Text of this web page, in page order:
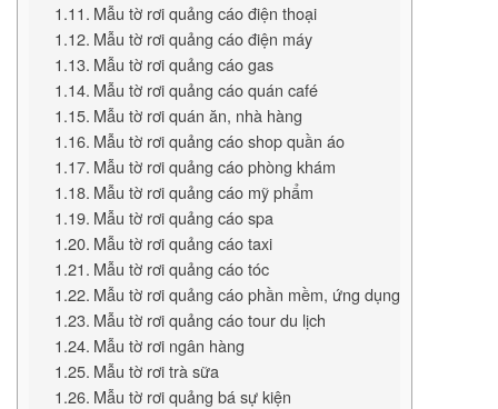
Mẫu tờ rơi quảng cáo điện thoại
Mẫu tờ rơi quảng cáo điện máy
Mẫu tờ rơi quảng cáo gas
Mẫu tờ rơi quảng cáo quán café
Mẫu tờ rơi quán ăn, nhà hàng
Mẫu tờ rơi quảng cáo shop quần áo
Mẫu tờ rơi quảng cáo phòng khám
Mẫu tờ rơi quảng cáo mỹ phẩm
Mẫu tờ rơi quảng cáo spa
Mẫu tờ rơi quảng cáo taxi
Mẫu tờ rơi quảng cáo tóc
Mẫu tờ rơi quảng cáo phần mềm, ứng dụng
Mẫu tờ rơi quảng cáo tour du lịch
Mẫu tờ rơi ngân hàng
Mẫu tờ rơi trà sữa
Mẫu tờ rơi quảng bá sự kiện